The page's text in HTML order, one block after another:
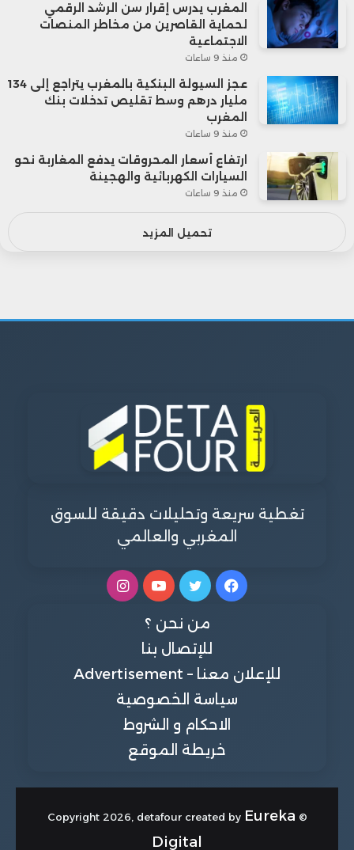
المغرب يدرس إقرار سن الرشد الرقمي
لحماية القاصرين من مخاطر المنصات
الاجتماعية
منذ 9 ساعات
عجز السيولة البنكية بالمغرب يتراجع إلى 134
مليار درهم وسط تقليص تدخلات بنك
المغرب
منذ 9 ساعات
ارتفاع أسعار المحروقات يدفع المغاربة نحو
السيارات الكهربائية والهجينة
منذ 9 ساعات
تحميل المزيد
تغطية سريعة وتحليلات دقيقة للسوق
المغربي والعالمي
فيسبوكتويتر يوتيوبانستقرام
من نحن ؟
للإتصال بنا
للإعلان معنا – Advertisement
سياسة الخصوصية
الاحكام و الشروط
خريطة الموقع
© Copyright 2026, detafour created by
Eureka
Digital